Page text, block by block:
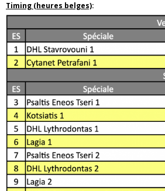
Timing (heures belges):